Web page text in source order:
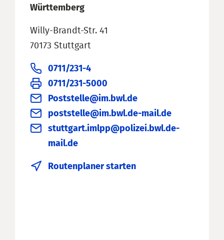
Württemberg
Willy-Brandt-Str. 41
70173 Stuttgart
0711/231-4
0711/231-5000
Poststelle@im.bwl.de
poststelle@im.bwl.de-mail.de
stuttgart.imlpp@polizei.bwl.de-
mail.de
Routenplaner starten